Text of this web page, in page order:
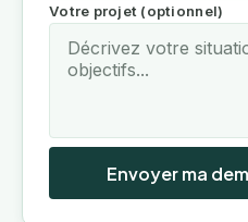
Votre projet (optionnel)
Envoyer ma